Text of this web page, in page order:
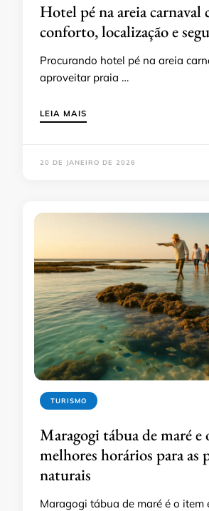
Hotel pé na areia carnaval
conforto, localização e
Procurando hotel pé na areia
aproveitar praia …
LEIA MAIS
20 DE JANEIRO DE 2026
TURISMO
Maragogi tábua de maré e
melhores horários para as
naturais
Maragogi tábua de maré é o item